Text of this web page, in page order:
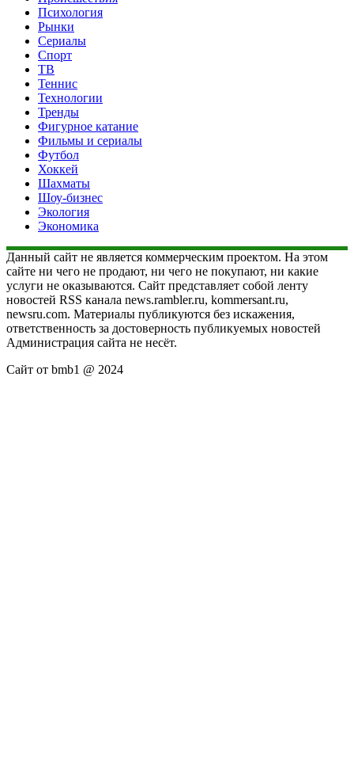
Психология
Рынки
Сериалы
Спорт
ТВ
Теннис
Технологии
Тренды
Фигурное катание
Фильмы и сериалы
Футбол
Хоккей
Шахматы
Шоу-бизнес
Экология
Экономика
Данный сайт не является коммерческим проектом. На этом
сайте ни чего не продают, ни чего не покупают, ни какие
услуги не оказываются. Сайт представляет собой ленту
новостей RSS канала news.rambler.ru, kommersant.ru,
newsru.com. Материалы публикуются без искажения,
ответственность за достоверность публикуемых новостей
Администрация сайта не несёт.
Сайт от bmb1 @ 2024